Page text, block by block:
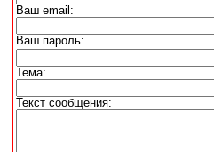
Ваш email:
Ваш пароль:
Тема:
Текст сообщения: